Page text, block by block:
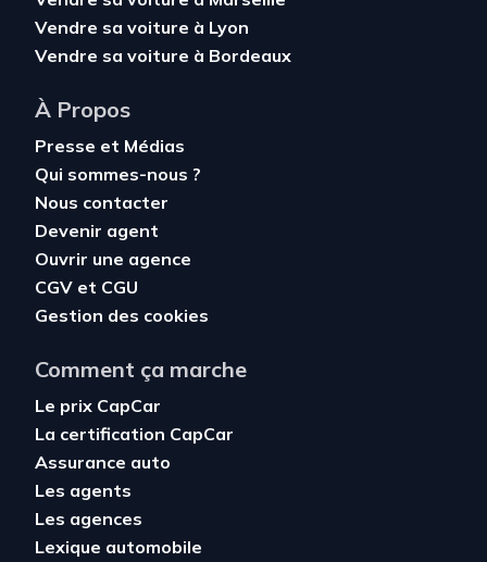
Vendre sa voiture à Lyon
Vendre sa voiture à Bordeaux
À Propos
Presse et Médias
Qui sommes-nous ?
Nous contacter
Devenir agent
Ouvrir une agence
CGV et CGU
Gestion des cookies
Comment ça marche
Le prix CapCar
La certification CapCar
Assurance auto
Les agents
Les agences
Lexique automobile